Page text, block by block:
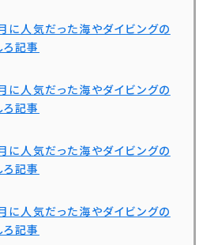
に人気だった海やダイビングの
ろ記事
に人気だった海やダイビングの
ろ記事
に人気だった海やダイビングの
ろ記事
に人気だった海やダイビングの
ろ記事